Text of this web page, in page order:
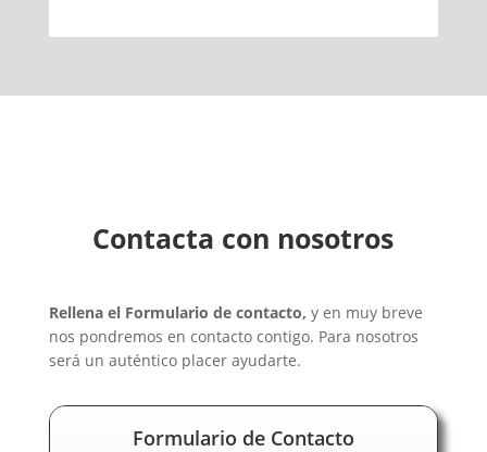
Contacta con nosotros
Rellena el Formulario de contacto, y en muy breve
nos pondremos en contacto contigo. Para nosotros
será un auténtico placer ayudarte.
Formulario de Contacto